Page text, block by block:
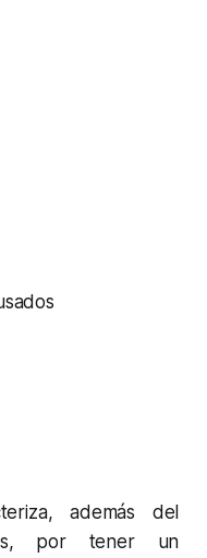
además del
por tener un